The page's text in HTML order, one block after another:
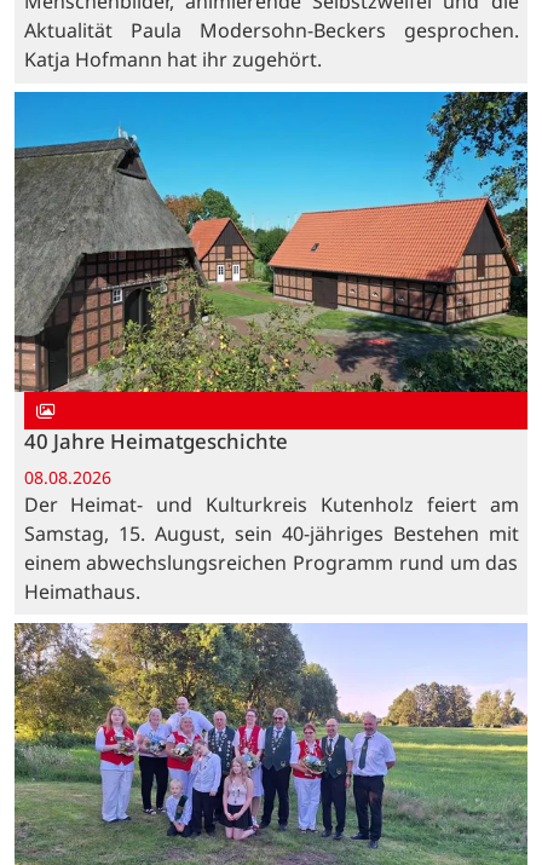
Aktualität Paula Modersohn-Beckers gesprochen.
Katja Hofmann hat ihr zugehört.
40 Jahre Heimatgeschichte
08.08.2026
Der Heimat- und Kulturkreis Kutenholz feiert am
Samstag, 15. August, sein 40-jähriges Bestehen mit
einem abwechslungsreichen Programm rund um das
Heimathaus.